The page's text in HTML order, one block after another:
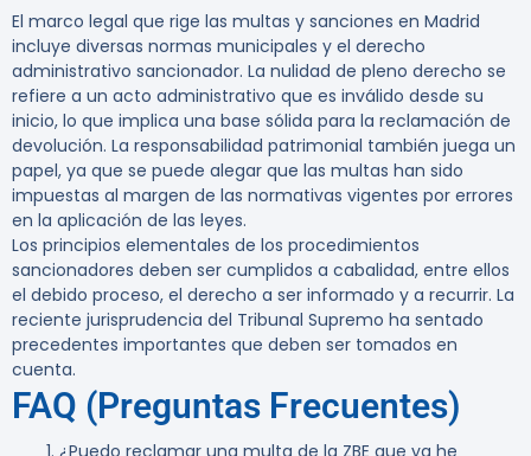
El marco legal que rige las multas y sanciones en Madrid
incluye diversas normas municipales y el derecho
administrativo sancionador. La nulidad de pleno derecho se
refiere a un acto administrativo que es inválido desde su
inicio, lo que implica una base sólida para la reclamación de
devolución. La responsabilidad patrimonial también juega un
papel, ya que se puede alegar que las multas han sido
impuestas al margen de las normativas vigentes por errores
en la aplicación de las leyes.
Los principios elementales de los procedimientos
sancionadores deben ser cumplidos a cabalidad, entre ellos
el debido proceso, el derecho a ser informado y a recurrir. La
reciente jurisprudencia del Tribunal Supremo ha sentado
precedentes importantes que deben ser tomados en
cuenta.
FAQ (Preguntas Frecuentes)